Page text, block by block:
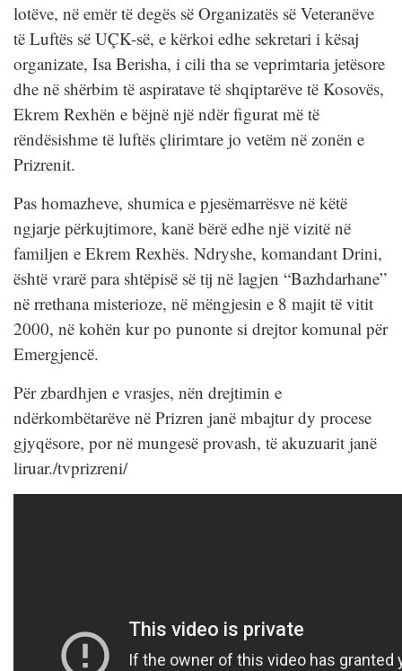
lotëve, në emër të degës së Organizatës së Veteranëve
të Luftës së UÇK-së, e kërkoi edhe sekretari i kësaj
organizate, Isa Berisha, i cili tha se veprimtaria jetësore
dhe në shërbim të aspiratave të shqiptarëve të Kosovës,
Ekrem Rexhën e bëjnë një ndër figurat më të
rëndësishme të luftës çlirimtare jo vetëm në zonën e
Prizrenit.
Pas homazheve, shumica e pjesëmarrësve në këtë
ngjarje përkujtimore, kanë bërë edhe një vizitë në
familjen e Ekrem Rexhës. Ndryshe, komandant Drini,
është vrarë para shtëpisë së tij në lagjen “Bazhdarhane”
në rrethana misterioze, në mëngjesin e 8 majit të vitit
2000, në kohën kur po punonte si drejtor komunal për
Emergjencë.
Për zbardhjen e vrasjes, nën drejtimin e
ndërkombëtarëve në Prizren janë mbajtur dy procese
gjyqësore, por në mungesë provash, të akuzuarit janë
liruar./tvprizreni/